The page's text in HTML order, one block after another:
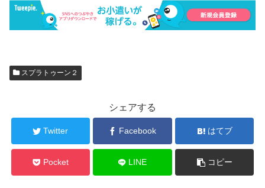
スプラトゥーン２
シェアする
Twitter Facebook はてブ
Pocket LINE コピー